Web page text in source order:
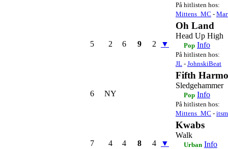
På hitlisten hos:
Mittens_MC -
5 2 6 9 2 ▼
Oh Land
Head Up High
Pop Info
På hitlisten hos:
JL - JohnskiBeat
6 NY
Fifth
Sledgehammer
Pop Info
På hitlisten hos:
Mittens_MC -
7 4 4 8 4 ▼
Kwabs
Walk
Urban Info